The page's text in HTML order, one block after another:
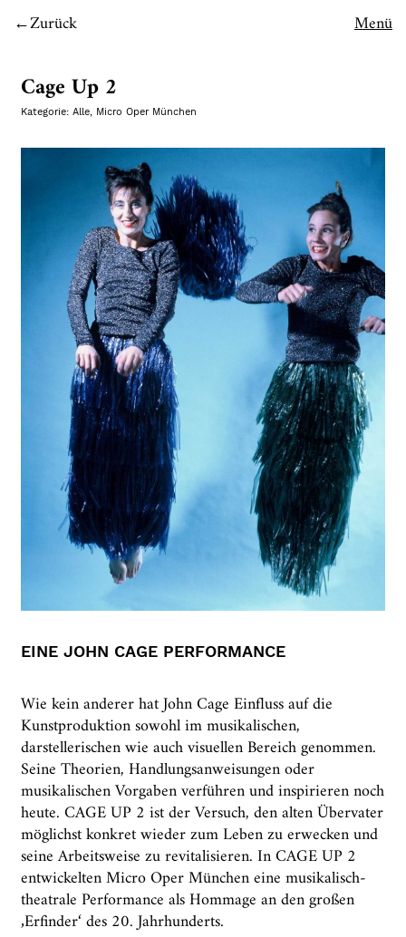
Zurück Menü
Cage Up 2
Kategorie:Alle, Micro Oper München
EINE JOHN CAGE PERFORMANCE
Wie kein anderer hat John Cage Einfluss auf die
Kunstproduktion sowohl im musikalischen,
darstellerischen wie auch visuellen Bereich genommen.
Seine Theorien, Handlungsanweisungen oder
musikalischen Vorgaben verführen und inspirieren noch
heute. CAGE UP 2 ist der Versuch, den alten Übervater
möglichst konkret wieder zum Leben zu erwecken und
seine Arbeitsweise zu revitalisieren. In CAGE UP 2
entwickelten Micro Oper München eine musikalisch-
theatrale Performance als Hommage an den großen
‚Erfinder‘ des 20. Jahrhunderts.